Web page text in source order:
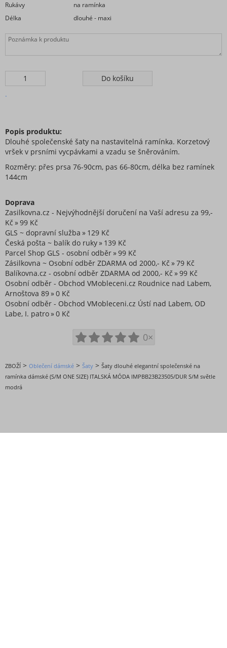
Rukávy
na ramínka
Délka
dlouhé - maxi
.
Popis produktu:
Dlouhé společenské šaty na nastavitelná ramínka. Korzetový
vršek v prsními vycpávkami a vzadu se šněrováním.
Rozměry: přes prsa 76-90cm, pas 66-80cm, délka bez ramínek
144cm
Doprava
Zasilkovna.cz - Nejvýhodnější doručení na Vaší adresu za 99,-
Kč
99 Kč
GLS ~ dopravní služba
129 Kč
Česká pošta ~ balík do ruky
139 Kč
Parcel Shop GLS - osobní odběr
99 Kč
Zásilkovna ~ Osobní odběr ZDARMA od 2000,- Kč
79 Kč
Balíkovna.cz - osobní odběr ZDARMA od 2000,- Kč
99 Kč
Osobní odběr - Obchod VMobleceni.cz Roudnice nad Labem,
Arnoštova 89
0 Kč
Osobní odběr - Obchod VMobleceni.cz Ústí nad Labem, OD
Labe, I. patro
0 Kč
0×
ZBOŽÍ > Oblečení dámské > Šaty > Šaty dlouhé elegantní společenské na
ramínka dámské (S/M ONE SIZE) ITALSKÁ MÓDA IMPBB23B23505/DUR S/M světle
modrá